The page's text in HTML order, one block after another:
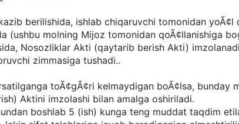
berilishida, ishlab chiqaruvchi tomonidan yoÃ¢l
(ushbu molning Mijoz tomonidan qoÃ¢llanishiga
Nosozliklar Akti (qaytarib berish Akti)
zimmasiga tushadi..
toÃ¢gÃ¢ri kelmaydigan boÃ¢lsa,
Aktini imzolashi bilan amalga oshiriladi.
boshlab 5 (ish) kunga teng muddat taqdim